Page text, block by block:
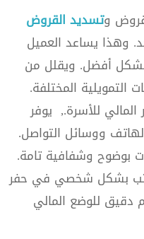
وتسديد القروض
يساعد العميل
أفضل. ويقلل من
التمويلية المختلفة.
المالي للأسرة., يوفر
ووسائل التواصل.
بوضوح وشفافية تامة.
بشكل شخصي في حفر
دقيق للوضع المالي